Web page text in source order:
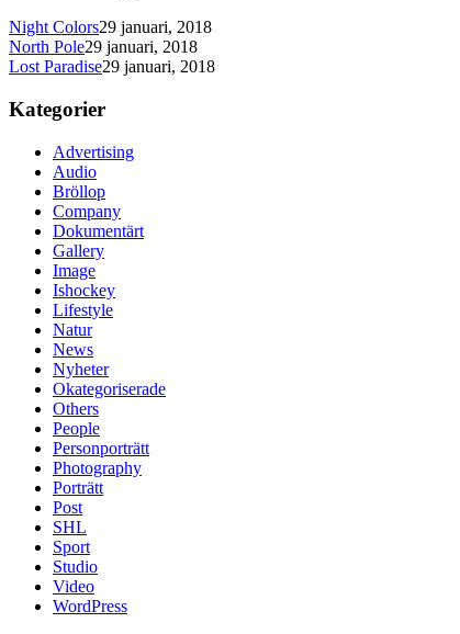
Night Colors29 januari, 2018
North Pole29 januari, 2018
Lost Paradise29 januari, 2018
Kategorier
Advertising
Audio
Bröllop
Company
Dokumentärt
Gallery
Image
Ishockey
Lifestyle
Natur
News
Nyheter
Okategoriserade
Others
People
Personporträtt
Photography
Porträtt
Post
SHL
Sport
Studio
Video
WordPress